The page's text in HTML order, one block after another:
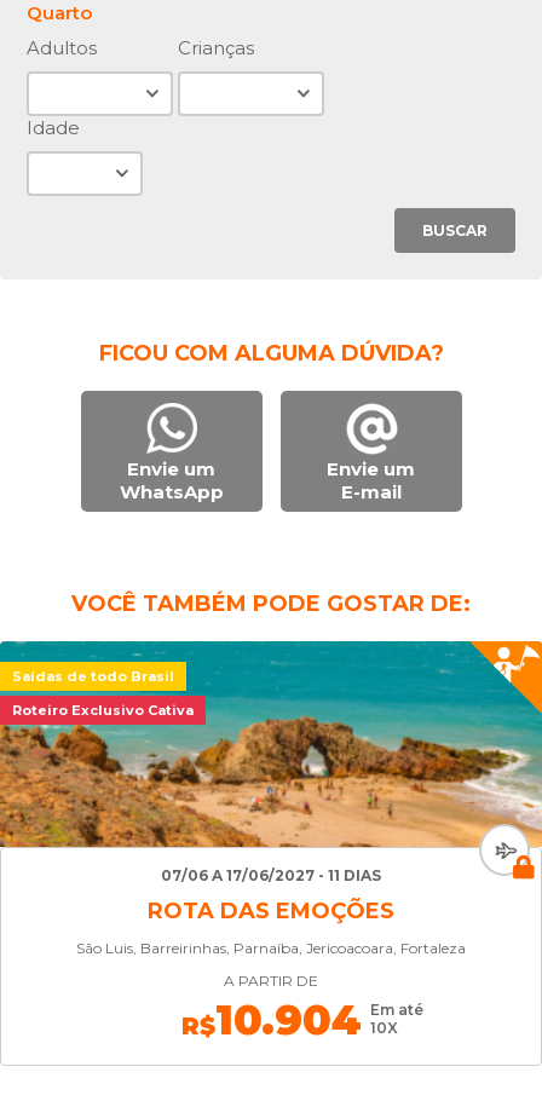
Quarto
Adultos
Crianças
Idade
BUSCAR
FICOU COM ALGUMA DÚVIDA?
Envie um
WhatsApp
Envie um
E-mail
VOCÊ TAMBÉM PODE GOSTAR DE:
Saídas de todo Brasil
Roteiro Exclusivo Cativa
07/06 A 17/06/2027 - 11 DIAS
ROTA DAS EMOÇÕES
São Luis, Barreirinhas, Parnaíba, Jericoacoara, Fortaleza
A PARTIR DE
R$10.904 Em até
10X